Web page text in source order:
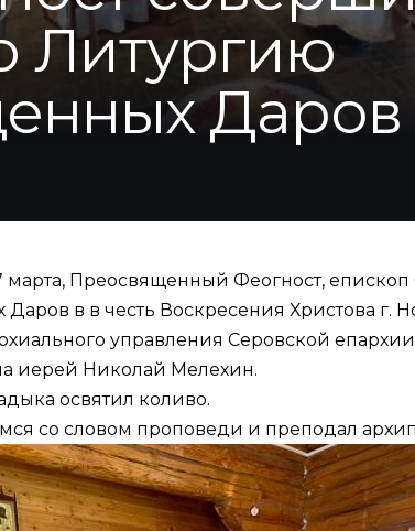
Литургию
Даров
Преосвященный Феогност,
в в честь Воскресения Христова г.
управления Серовской
иерей Николай Мелехин.
освятил коливо.
со словом проповеди и преподал